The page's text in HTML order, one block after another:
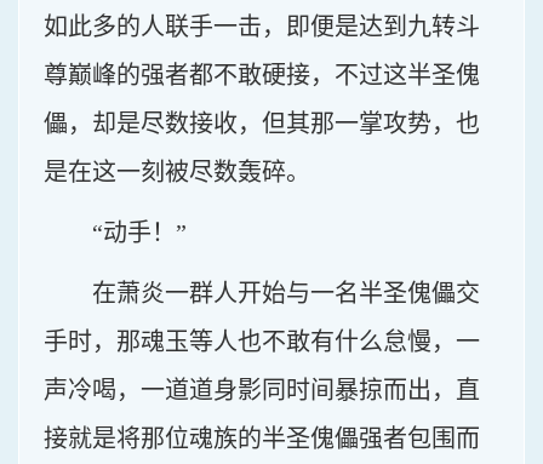
如此多的人联手一击，即便是达到九转斗
尊巅峰的强者都不敢硬接，不过这半圣傀
儡，却是尽数接收，但其那一掌攻势，也
是在这一刻被尽数轰碎。
“动手！”
在萧炎一群人开始与一名半圣傀儡交
手时，那魂玉等人也不敢有什么怠慢，一
声冷喝，一道道身影同时间暴掠而出，直
接就是将那位魂族的半圣傀儡强者包围而